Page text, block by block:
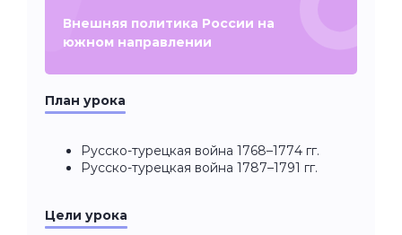
Внешняя политика России на
южном направлении
План урока
Русско-турецкая война 1768–1774 гг.
Русско-турецкая война 1787–1791 гг.
Цели урока